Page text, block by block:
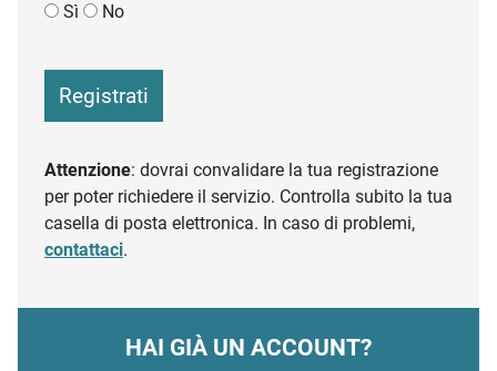
Sì
No
Registrati
Attenzione: dovrai convalidare la tua registrazione
per poter richiedere il servizio. Controlla subito la tua
casella di posta elettronica. In caso di problemi,
contattaci.
HAI GIÀ UN ACCOUNT?